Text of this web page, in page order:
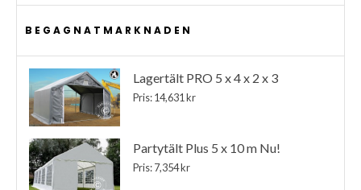
BEGAGNATMARKNADEN
Lagertält PRO 5 x 4 x 2 x 3
Pris: 14,631 kr
Partytält Plus 5 x 10 m Nu!
Pris: 7,354 kr